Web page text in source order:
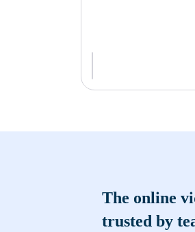
The online
trusted by